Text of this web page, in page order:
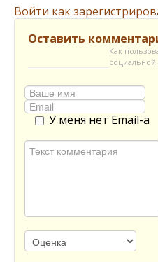
Войти как
Оставить
Как
социальной
У меня нет Email-а